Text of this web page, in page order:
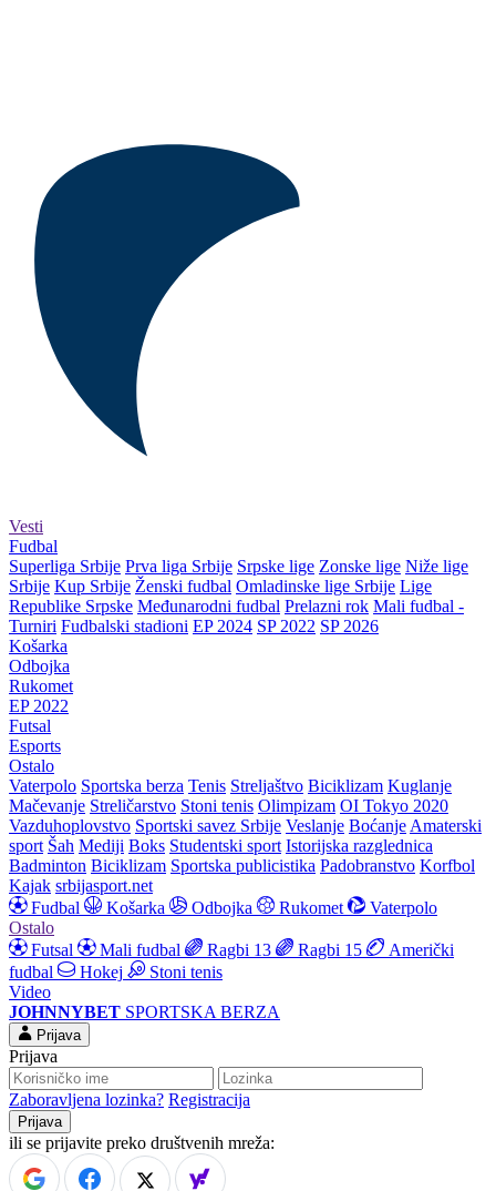
Vesti
Fudbal
Superliga Srbije Prva liga Srbije Srpske lige Zonske lige Niže lige
Srbije Kup Srbije Ženski fudbal Omladinske lige Srbije Lige
Republike Srpske Međunarodni fudbal Prelazni rok Mali fudbal -
Turniri Fudbalski stadioni EP 2024 SP 2022 SP 2026
Košarka
Odbojka
Rukomet
EP 2022
Futsal
Esports
Ostalo
Vaterpolo Sportska berza Tenis Streljaštvo Biciklizam Kuglanje
Mačevanje Streličarstvo Stoni tenis Olimpizam OI Tokyo 2020
Vazduhoplovstvo Sportski savez Srbije Veslanje Boćanje Amaterski
sport Šah Mediji Boks Studentski sport Istorijska razglednica
Badminton Biciklizam Sportska publicistika Padobranstvo Korfbol
Kajak srbijasport.net
Fudbal
Košarka Odbojka Rukomet
Vaterpolo
Ostalo
Futsal
Mali fudbal Ragbi 13 Ragbi 15
Američki
fudbal
Hokej
Stoni tenis
Video
JOHNNYBET SPORTSKA BERZA
Prijava
Prijava
Zaboravljena lozinka? Registracija
ili se prijavite preko društvenih mreža: